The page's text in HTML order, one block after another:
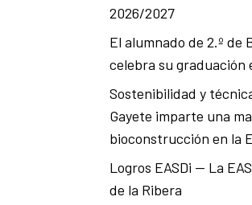
2026/2027
El alumnado de 2.º de
celebra su graduación
Sostenibilidad y
Gayete imparte una
bioconstrucción en la
Logros EASDi — La
de la Ribera